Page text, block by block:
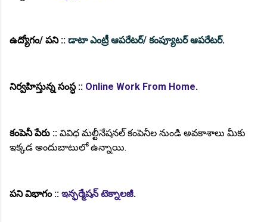
ఉద్యోగం/ పని :: డాటా ఎంట్రీ ఆపరేటర్/ కంప్యూటర్ ఆపరేటర్.
నిర్వహిస్తున్న సంస్ధ :: Online Work From Home.
కంపెనీ పేరు :: వివిధ మల్టీనేషనల్ కంపెనీల నుండి అవకాశాలు మీకు
ఇక్కడ అందుబాటులో ఉన్నాయి.
పని విభాగం :: ఇన్ఫర్మేషన్ టెక్నాలజీ.